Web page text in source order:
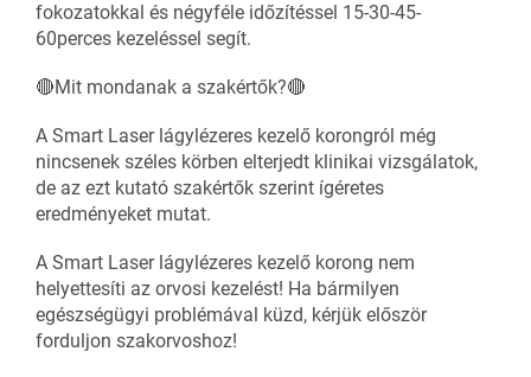
fokozatokkal és négyféle időzítéssel 15-30-45-
60perces kezeléssel segít.
🔴Mit mondanak a szakértők?🔴
A Smart Laser lágylézeres kezelő korongról még
nincsenek széles körben elterjedt klinikai vizsgálatok,
de az ezt kutató szakértők szerint ígéretes
eredményeket mutat.
A Smart Laser lágylézeres kezelő korong nem
helyettesíti az orvosi kezelést! Ha bármilyen
egészségügyi problémával küzd, kérjük először
forduljon szakorvoshoz!